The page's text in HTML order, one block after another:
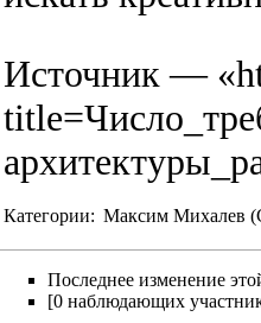
Источник — «
Категории: Максим Михалев
Последнее изменение
[0 наблюдающих